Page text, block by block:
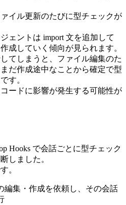
イル更新のたびに型チェックが
ェントは import 文を追加して
成していく傾向が見られます。
てしまうと、ファイル編集のた
だ作成途中なことから確定で型
す。
ードに影響が発生する可能性が
Hooks で会話ごとに型チェック
しました。
。
編集・作成を依頼し、その会話